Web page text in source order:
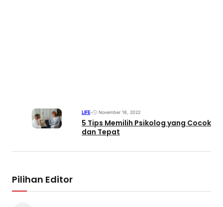
LIFE• November 18, 2022
5 Tips Memilih Psikolog yang Cocok
dan Tepat
Pilihan Editor